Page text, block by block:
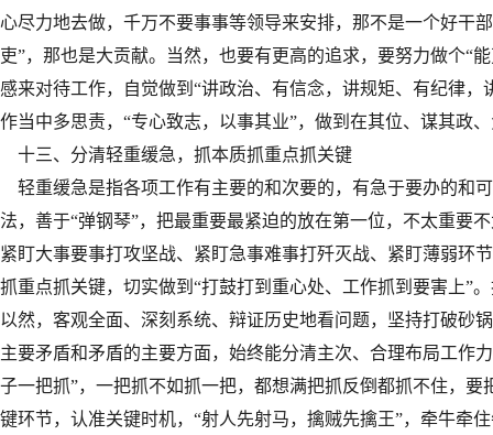
心尽力地去做，千万不要事事等领导来安排，那不是一个好干
吏”，那也是大贡献。当然，也要有更高的追求，要努力做个“
感来对待工作，自觉做到“讲政治、有信念，讲规矩、有纪律
作当中多思责，“专心致志，以事其业”，做到在其位、谋其政
十三、分清轻重缓急，抓本质抓重点抓关键
轻重缓急是指各项工作有主要的和次要的，有急于要办的和
法，善于“弹钢琴”，把最重要最紧迫的放在第一位，不太重要
紧盯大事要事打攻坚战、紧盯急事难事打歼灭战、紧盯薄弱环
抓重点抓关键，切实做到“打鼓打到重心处、工作抓到要害上”
以然，客观全面、深刻系统、辩证历史地看问题，坚持打破砂
主要矛盾和矛盾的主要方面，始终能分清主次、合理布局工作
子一把抓”，一把抓不如抓一把，都想满把抓反倒都抓不住，
键环节，认准关键时机，“射人先射马，擒贼先擒王”，牵牛牵